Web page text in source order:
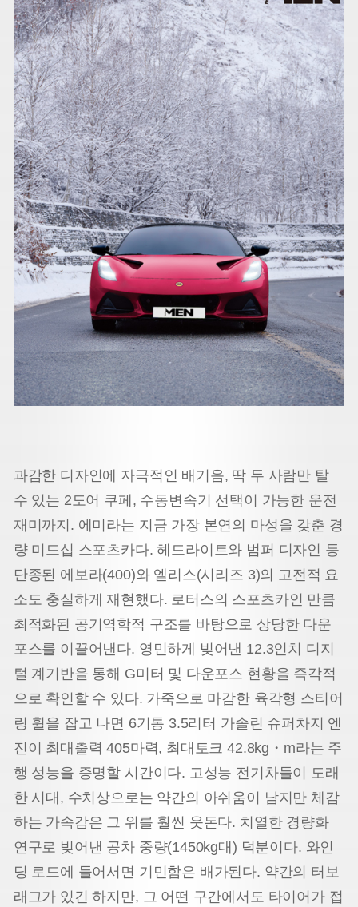
과감한 디자인에 자극적인 배기음, 딱 두 사람만 탈
수 있는 2도어 쿠페, 수동변속기 선택이 가능한 운전
재미까지. 에미라는 지금 가장 본연의 마성을 갖춘 경
량 미드십 스포츠카다. 헤드라이트와 범퍼 디자인 등
단종된 에보라(400)와 엘리스(시리즈 3)의 고전적 요
소도 충실하게 재현했다. 로터스의 스포츠카인 만큼
최적화된 공기역학적 구조를 바탕으로 상당한 다운
포스를 이끌어낸다. 영민하게 빚어낸 12.3인치 디지
털 계기반을 통해 G미터 및 다운포스 현황을 즉각적
으로 확인할 수 있다. 가죽으로 마감한 육각형 스티어
링 휠을 잡고 나면 6기통 3.5리터 가솔린 슈퍼차지 엔
진이 최대출력 405마력, 최대토크 42.8kg・m라는 주
행 성능을 증명할 시간이다. 고성능 전기차들이 도래
한 시대, 수치상으로는 약간의 아쉬움이 남지만 체감
하는 가속감은 그 위를 훨씬 웃돈다. 치열한 경량화
연구로 빚어낸 공차 중량(1450kg대) 덕분이다. 와인
딩 로드에 들어서면 기민함은 배가된다. 약간의 터보
래그가 있긴 하지만, 그 어떤 구간에서도 타이어가 접